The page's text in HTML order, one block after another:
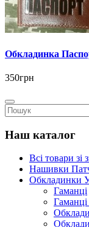
Обкладинка
350грн
Наш каталог
Всі товари
Нашивки
Обкладинки
Гаманці